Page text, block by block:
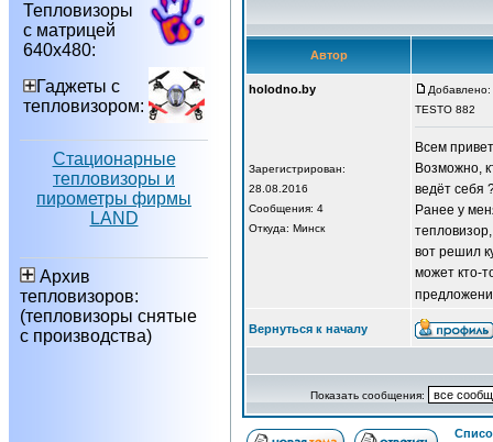
Тепловизоры
с матрицей
640х480:
Гаджеты с
тепловизором:
Стационарные
тепловизоры и
пирометры фирмы
LAND
Архив
тепловизоров:
(тепловизоры снятые
с производства)
Автор
holodno.by
Зарегистрирован:
28.08.2016
Сообщения: 4
Откуда: Минск
TESTO 882
Всем
Возможно,
ведёт себя
Ранее у
вот решил
может кто-
Вернуться к началу
Показать сообщения: